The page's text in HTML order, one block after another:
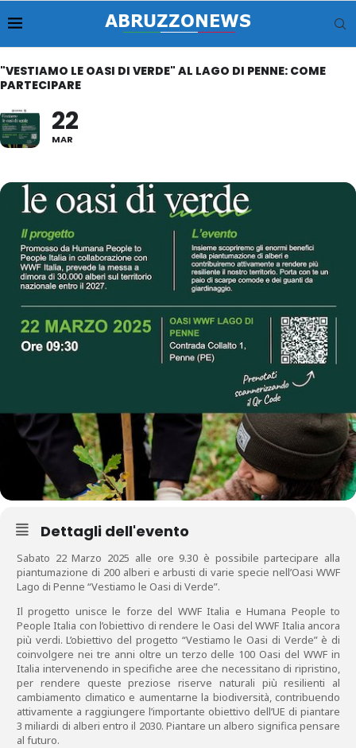
"VESTIAMO LE OASI DI VERDE" AL LAGO DI PENNE: COME
PARTECIPARE
22
MAR
Dettagli dell'evento
Sabato 22 Marzo 2025 alle ore 9.30 è possibile partecipare alla
piantumazione di 200 alberi e arbusti di varie specie nell’Oasi WWF
Lago di Penne “Vestiamo le Oasi di Verde”.
Il progetto unisce le forze del WWF Italia e Humana People to
People Italia con l’obiettivo di rendere le Oasi del WWF Italia ancora
più verdi. L’obiettivo del progetto “Vestiamo le Oasi di Verde” è di
coinvolgere nei tre anni oltre un terzo delle 100 Oasi del WWF in
Italia intervenendo in specifiche aree che necessitano di ripristino,
per rendere queste preziose riserve naturali più resilienti al
cambiamento climatico e aumentarne la biodiversità, contribuendo
attivamente a raggiungere l’importante obiettivo dell’UE di piantare
3 miliardi di alberi entro il 2030. Piantare un albero significa pensare
al futuro.